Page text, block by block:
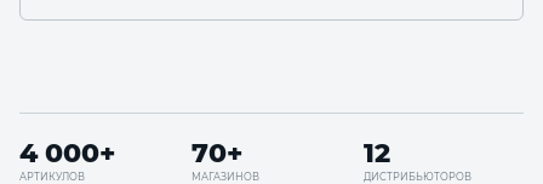
4 000+
АРТИКУЛОВ
70+
МАГАЗИНОВ
12
ДИСТРИБЬЮТОРОВ